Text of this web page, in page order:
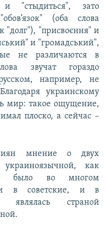
и "стыдиться", зато
(оба слова
"долг"), "присвоєння" и
и "громадський",
не различаются в
звучат гораздо
например, не
украинскому
мир: такое ощущение,
плоско, а сейчас –
мнение о двух
как
было во многом
в советские, и в
являлась страной